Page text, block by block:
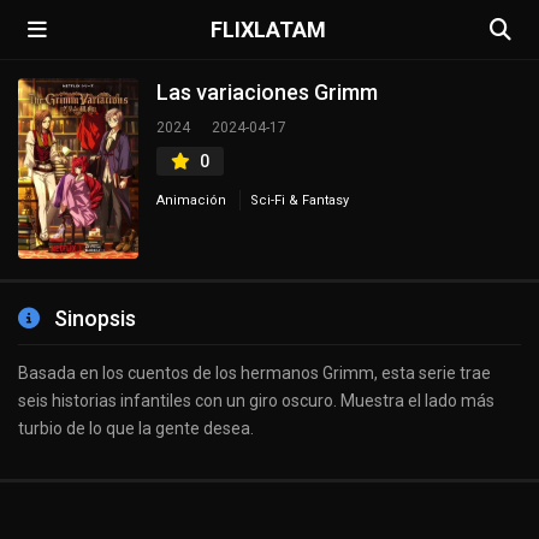
FLIXLATAM
Las variaciones Grimm
2024 2024-04-17
0
Animación Sci-Fi & Fantasy
Sinopsis
Basada en los cuentos de los hermanos Grimm, esta serie trae
seis historias infantiles con un giro oscuro. Muestra el lado más
turbio de lo que la gente desea.